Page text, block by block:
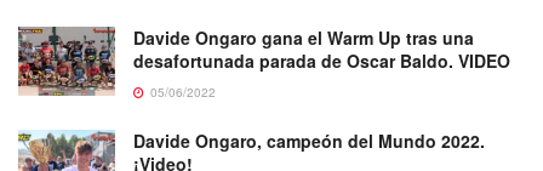
Davide Ongaro gana el Warm Up tras una
desafortunada parada de Oscar Baldo. VIDEO
05/06/2022
Davide Ongaro, campeón del Mundo 2022.
¡Video!